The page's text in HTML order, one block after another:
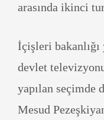
arasında ikinci
İçişleri
devlet
yapılan seçimde
Mesud